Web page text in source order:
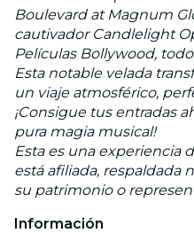
Boulevard at Magnum
cautivador Candlelight
Películas Bollywood,
Esta notable velada
un viaje atmosférico,
¡Consigue tus entradas
pura magia musical!
Esta es una experiencia
está afiliada, respaldada
su patrimonio o
Información